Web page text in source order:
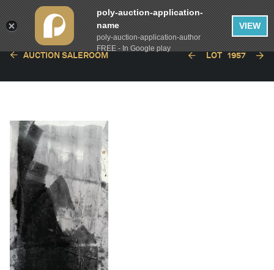
AUCTION SALEROOM LOT 1957
poly-auction-application-
name
poly-auction-application-author
FREE - In Google play
VIEW